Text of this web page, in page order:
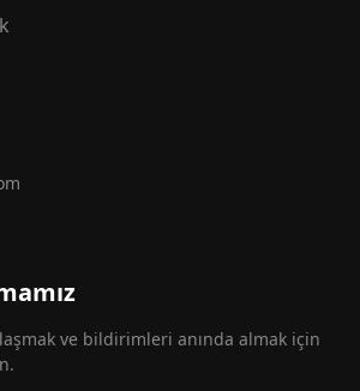
ve bildirimleri anında almak için